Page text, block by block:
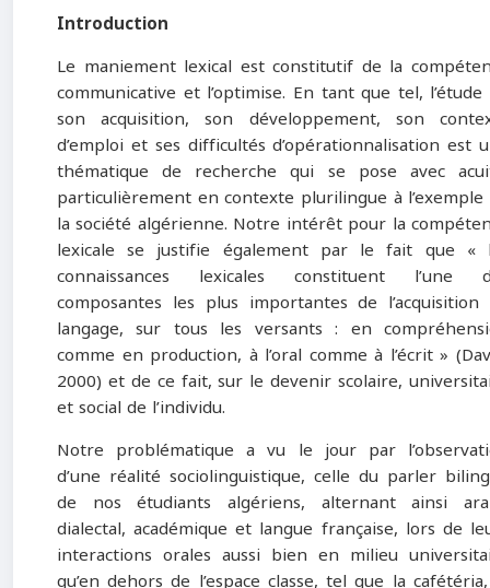
Introduction
Le maniement lexical est constitutif de la
communicative et l’optimise. En tant que tel, l’étude
son acquisition, son développement, son
d’emploi et ses difficultés d’opérationnalisation est
thématique de recherche qui se pose avec
particulièrement en contexte plurilingue à l’exemple
la société algérienne. Notre intérêt pour la
lexicale se justifie également par le fait que «
connaissances lexicales constituent l’une
composantes les plus importantes de l’acquisition
langage, sur tous les versants : en
comme en production, à l’oral comme à l’écrit »
2000) et de ce fait, sur le devenir scolaire,
et social de l’individu.
Notre problématique a vu le jour par
d’une réalité sociolinguistique, celle du parler
de nos étudiants algériens, alternant ainsi
dialectal, académique et langue française, lors de
interactions orales aussi bien en milieu
qu’en dehors de l’espace classe, tel que la